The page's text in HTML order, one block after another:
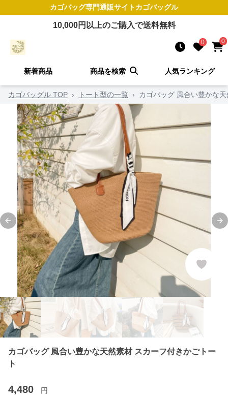
カゴバッグ専門通販サイトカゴバッグル
10,000円以上のご購入で送料無料
0 0
新着商品 商品を検索 人気ランキング
カゴバッグル TOP › トート型の一覧 › カゴバッグ 風合い豊かな
Previous slide
カゴバッグ 風合い豊かな天然素材 スカーフ付きかごトー
ト
4,480 円